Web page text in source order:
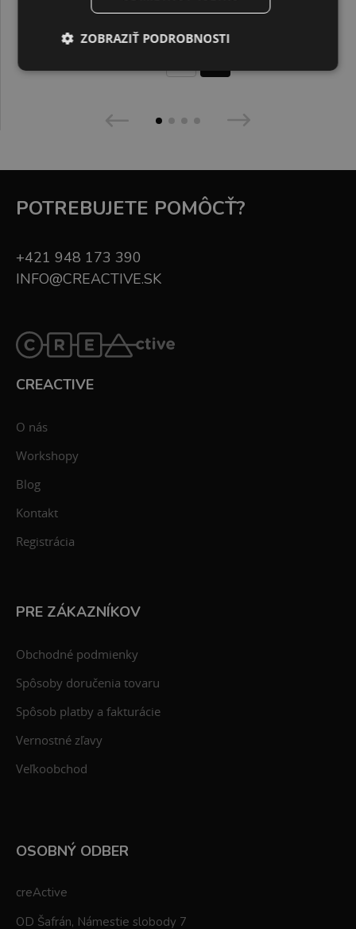
Sklenená tabuľka s páskou, kruh, 12 cm
POTREBUJETE POMÔCŤ?
+421 948 173 390
INFO@CREACTIVE.SK
CREACTIVE
O nás
Workshopy
Blog
Kontakt
Registrácia
PRE ZÁKAZNÍKOV
Obchodné podmienky
Spôsoby doručenia tovaru
Spôsob platby a fakturácie
Vernostné zľavy
Veľkoobchod
OSOBNÝ ODBER
creActive
OD Šafrán, Námestie slobody 7
ZOBRAZIŤ PODROBNOSTI